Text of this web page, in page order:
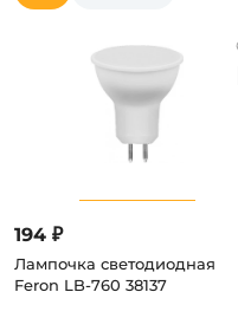
194 ₽
Лампочка светодиодная
Feron LB-760 38137